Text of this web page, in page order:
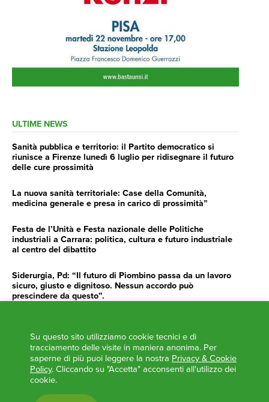
ULTIME NEWS
Sanità pubblica e territorio: il Partito democratico si
riunisce a Firenze lunedì 6 luglio per ridisegnare il futuro
delle cure prossimità
La nuova sanità territoriale: Case della Comunità,
medicina generale e presa in carico di prossimità”
Festa de l’Unità e Festa nazionale delle Politiche
industriali a Carrara: politica, cultura e futuro industriale
al centro del dibattito
Siderurgia, Pd: “Il futuro di Piombino passa da un lavoro
sicuro, giusto e dignitoso. Nessun accordo può
prescindere da questo”.
impegno e determinazione delle istituzioni”
AGENDA
‘ANCORA UNA VOLTA LA TOSCANA TRACCIA LA
Su questo sito utilizziamo cookie tecnici e di
tracciamento delle visite in maniera anonima. Per
saperne di più puoi leggere la nostra Privacy & Cookie
Policy. Cliccando su "Accetta" acconsenti all'utilizzo dei
cookie.